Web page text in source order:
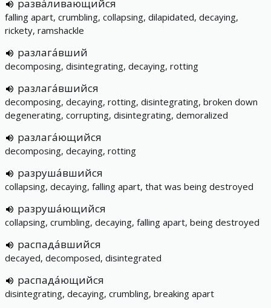
разва́ливающийся
falling apart, crumbling, collapsing, dilapidated, decaying,
rickety, ramshackle
разлага́вший
decomposing, disintegrating, decaying, rotting
разлага́вшийся
decomposing, decaying, rotting, disintegrating, broken down
degenerating, corrupting, disintegrating, demoralized
разлага́ющийся
decomposing, decaying, rotting
разруша́вшийся
collapsing, decaying, falling apart, that was being destroyed
разруша́ющийся
collapsing, crumbling, decaying, falling apart, being destroyed
распада́вшийся
decayed, decomposed, disintegrated
распада́ющийся
disintegrating, decaying, crumbling, breaking apart